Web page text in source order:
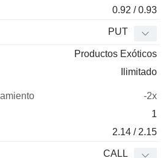
0.92 / 0.93
PUT
Productos Exóticos
Ilimitado
-2x
1
2.14 / 2.15
CALL